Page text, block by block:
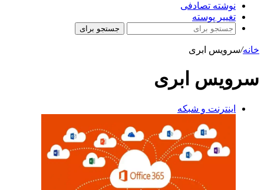
نوشته تصادفی
تغییر پوسته
جستجو برای
خانه/سرویس ابری
سرویس ابری
اینترنت و شبکه